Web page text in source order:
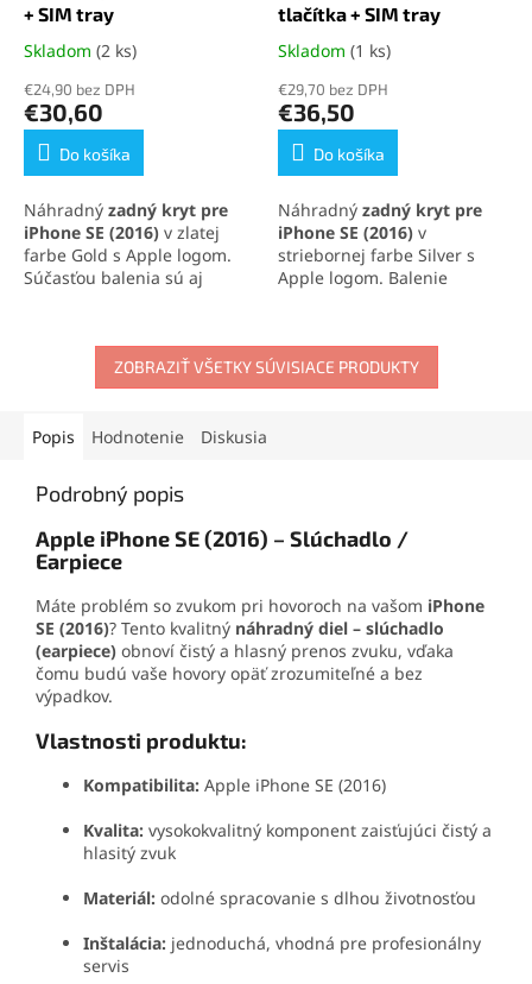
+ SIM tray
Priemerné
produktu
je
5,0
hviezdičiek.
Skladom (2 ks)
€24,90 bez DPH
€30,60
Do košíka
Náhradný zadný kryt pre
iPhone SE (2016) v zlatej
farbe Gold s Apple logom.
Súčasťou balenia sú aj
výmenu poškodeného alebo
opotrebovaného krytu.
tlačítka + SIM tray
Priemerné
produktu
je
5,0
hviezdičiek.
Skladom (1 ks)
€29,70 bez DPH
€36,50
Do košíka
Náhradný zadný kryt pre
iPhone SE (2016) v
striebornej farbe Silver s
Apple logom. Balenie
výmenu poškodeného alebo
opotrebovaného krytu.
ZOBRAZIŤ VŠETKY SÚVISIACE PRODUKTY
Popis Hodnotenie Diskusia
Podrobný popis
Apple iPhone SE (2016) – Slúchadlo /
Earpiece
Máte problém so zvukom pri hovoroch na vašom iPhone
SE (2016)? Tento kvalitný náhradný diel – slúchadlo
(earpiece) obnoví čistý a hlasný prenos zvuku, vďaka
čomu budú vaše hovory opäť zrozumiteľné a bez
výpadkov.
Vlastnosti produktu:
Kompatibilita: Apple iPhone SE (2016)
Kvalita: vysokokvalitný komponent zaisťujúci čistý a
hlasitý zvuk
Materiál: odolné spracovanie s dlhou životnosťou
Inštalácia: jednoduchá, vhodná pre profesionálny
servis